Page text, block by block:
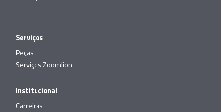
Serviços
Peças
Serviços Zoomlion
Institucional
Carreiras